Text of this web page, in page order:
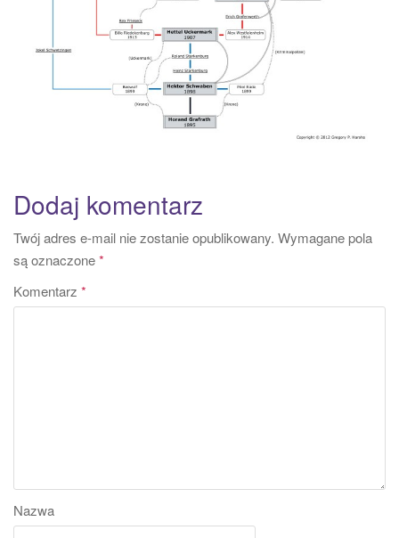
Dodaj komentarz
Twój adres e-mail nie zostanie opublikowany. Wymagane pola
są oznaczone*
Komentarz *
Nazwa